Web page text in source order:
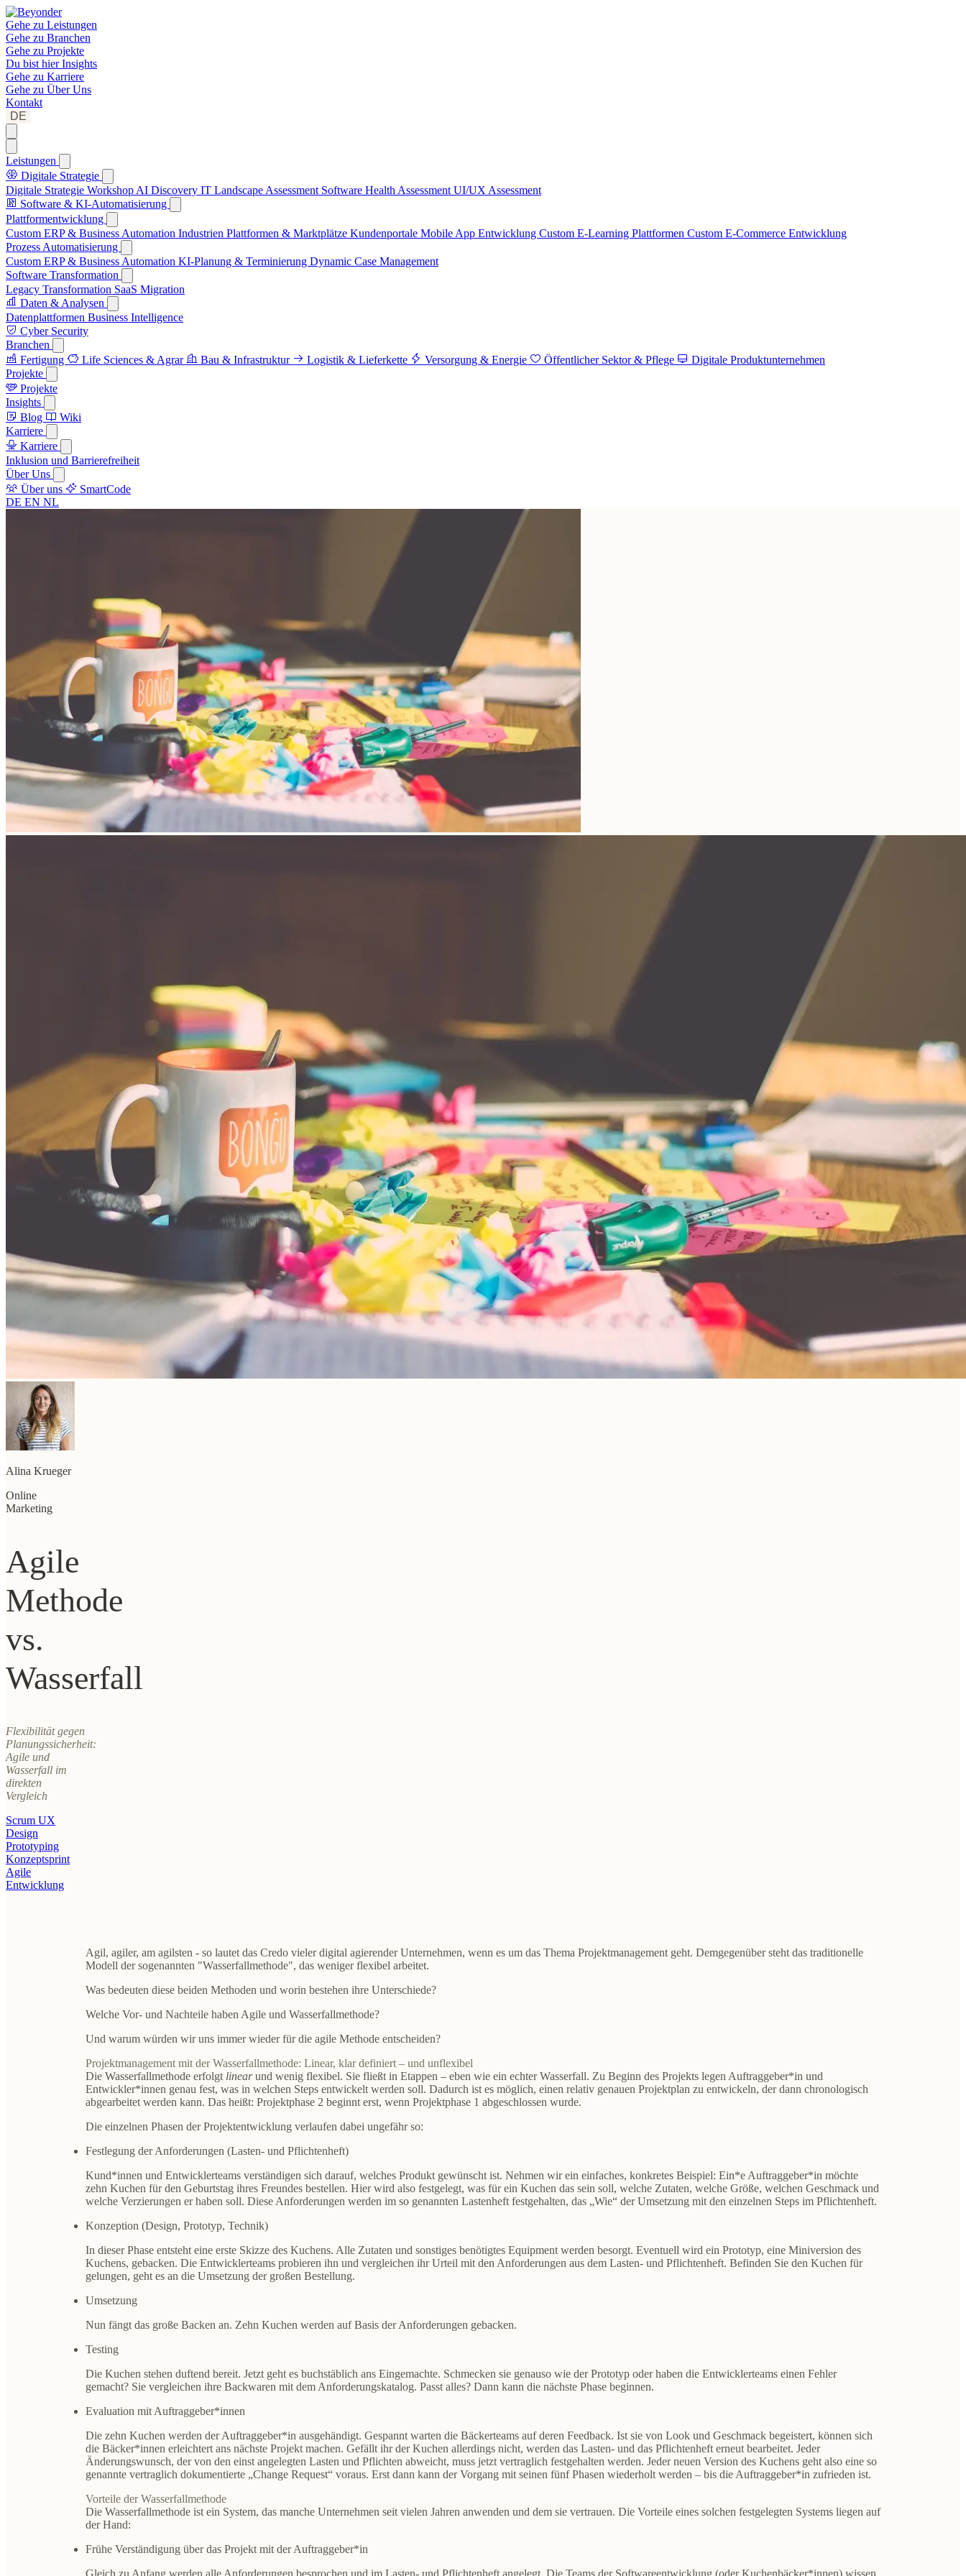
Gehe zu Leistungen
Gehe zu Branchen
Gehe zu Projekte
Du bist hierInsights
Gehe zu Karriere
Gehe zu Über Uns
Kontakt
DE
Leistungen
Digitale Strategie
Digitale Strategie Workshop AI Discovery IT Landscape Assessment Software Health Assessment UI/UX Assessment
Software & KI-Automatisierung
Plattformentwicklung
Custom ERP & Business Automation Industrien Plattformen & Marktplätze Kundenportale Mobile App Entwicklung Custom E-Learning Plattformen Custom E-Commerce Entwicklung
Prozess Automatisierung
Custom ERP & Business Automation KI-Planung & Terminierung Dynamic Case Management
Software Transformation
Legacy Transformation SaaS Migration
Daten & Analysen
Datenplattformen Business Intelligence
Cyber Security
Branchen
Fertigung
Life Sciences & Agrar Bau & Infrastruktur Logistik & Lieferkette Versorgung & Energie Öffentlicher Sektor & Pflege
Digitale Produktunternehmen
Projekte
Projekte
Insights
Blog
Wiki
Karriere
Karriere
Inklusion und Barrierefreiheit
Über Uns
Über uns
SmartCode
DE EN NL
Alina Krueger
Online
Marketing
Agile
Methode
vs.
Wasserfall
Flexibilität gegen
Planungssicherheit:
Agile und
Wasserfall im
direkten
Vergleich
Scrum UX
Design
Prototyping
Konzeptsprint
Agile
Entwicklung
Agil, agiler, am agilsten - so lautet das Credo vieler digital agierender Unternehmen, wenn es um das Thema Projektmanagement geht. Demgegenüber steht das traditionelle
Modell der sogenannten "Wasserfallmethode", das weniger flexibel arbeitet.
Was bedeuten diese beiden Methoden und worin bestehen ihre Unterschiede?
Welche Vor- und Nachteile haben Agile und Wasserfallmethode?
Und warum würden wir uns immer wieder für die agile Methode entscheiden?
Projektmanagement mit der Wasserfallmethode: Linear, klar definiert – und unflexibel
Die Wasserfallmethode erfolgt linearund wenig flexibel. Sie fließt in Etappen – eben wie ein echter Wasserfall. Zu Beginn des Projekts legen Auftraggeber*in und
Entwickler*innen genau fest, was in welchen Steps entwickelt werden soll. Dadurch ist es möglich, einen relativ genauen Projektplan zu entwickeln, der dann chronologisch
abgearbeitet werden kann. Das heißt: Projektphase 2 beginnt erst, wenn Projektphase 1 abgeschlossen wurde.
Die einzelnen Phasen der Projektentwicklung verlaufen dabei ungefähr so:
Festlegung der Anforderungen (Lasten- und Pflichtenheft)
Kund*innen und Entwicklerteams verständigen sich darauf, welches Produkt gewünscht ist. Nehmen wir ein einfaches, konkretes Beispiel: Ein*e Auftraggeber*in möchte
zehn Kuchen für den Geburtstag ihres Freundes bestellen. Hier wird also festgelegt, was für ein Kuchen das sein soll, welche Zutaten, welche Größe, welchen Geschmack und
welche Verzierungen er haben soll. Diese Anforderungen werden im so genannten Lastenheftfestgehalten, das „Wie“ der Umsetzung mit den einzelnen Steps im Pflichtenheft.
Konzeption (Design, Prototyp, Technik)
In dieser Phase entsteht eine erste Skizze des Kuchens. Alle Zutaten und sonstiges benötigtes Equipment werden besorgt. Eventuell wird ein Prototyp, eine Miniversion des
Kuchens, gebacken. Die Entwicklerteams probieren ihn und vergleichen ihr Urteil mit den Anforderungen aus dem Lasten- und Pflichtenheft. Befinden Sie den Kuchen für
gelungen, geht es an die Umsetzung der großen Bestellung.
Umsetzung
Nun fängt das große Backen an. Zehn Kuchen werden auf Basis der Anforderungen gebacken.
Testing
Die Kuchen stehen duftend bereit. Jetzt geht es buchstäblich ans Eingemachte. Schmecken sie genauso wie der Prototyp oder haben die Entwicklerteams einen Fehler
gemacht? Sie vergleichen ihre Backwaren mit dem Anforderungskatalog. Passt alles? Dann kann die nächste Phase beginnen.
Evaluation mit Auftraggeber*innen
Die zehn Kuchen werden der Auftraggeber*in ausgehändigt. Gespannt warten die Bäckerteams auf deren Feedback. Ist sie von Look und Geschmack begeistert, können sich
die Bäcker*innen erleichtert ans nächste Projekt machen. Gefällt ihr der Kuchen allerdings nicht, werden das Lasten- und das Pflichtenheft erneut bearbeitet. Jeder
Änderungswunsch, der von den einst angelegten Lasten und Pflichten abweicht, muss jetzt vertraglich festgehalten werden. Jeder neuen Version des Kuchens geht also eine so
genannte vertraglich dokumentierte „Change Request“ voraus. Erst dann kann der Vorgang mit seinen fünf Phasen wiederholt werden – bis die Auftraggeber*in zufrieden ist.
Vorteile der Wasserfallmethode
Die Wasserfallmethode ist ein System, das manche Unternehmen seit vielen Jahren anwenden und dem sie vertrauen. Die Vorteile eines solchen festgelegten Systems liegen auf
der Hand:
Frühe Verständigung über das Projekt mit der Auftraggeber*in